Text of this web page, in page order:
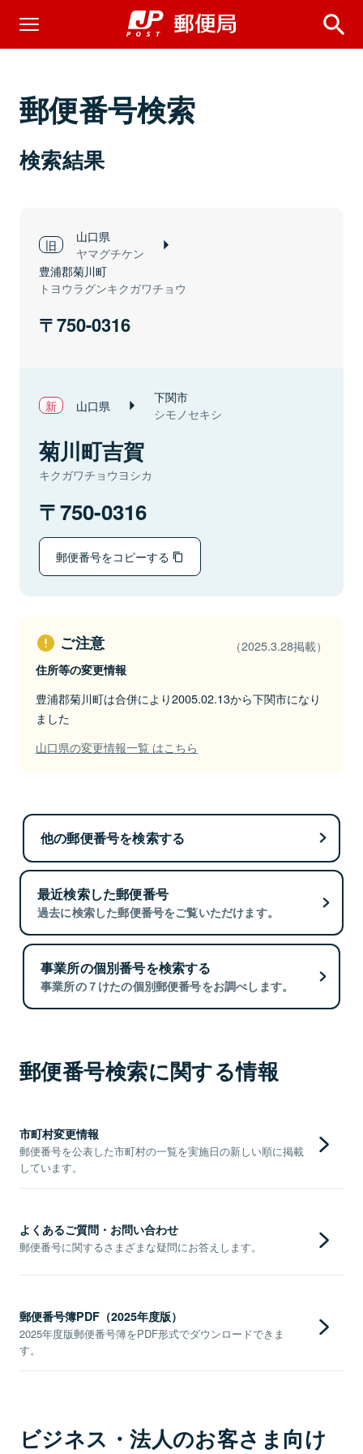
郵便番号検索
検索結果
山口県
ヤマグチケン
豊浦郡菊川町
トヨウラグンキクガワチョウ
750-0316
山口県 下関市
シモノセキシ
菊川町吉賀
キクガワチョウヨシカ
750-0316
郵便番号をコピーする
ご注意 （2025.3.28掲載）
住所等の変更情報
豊浦郡菊川町は合併により2005.02.13から下関市になり
ました
山口県の変更情報一覧 はこちら
他の郵便番号を検索する
最近検索した郵便番号
過去に検索した郵便番号をご覧いただけます。
事業所の個別番号を検索する
事業所の７けたの個別郵便番号をお調べします。
郵便番号検索に関する情報
市町村変更情報
郵便番号を公表した市町村の一覧を実施日の新しい順に掲載
しています。
よくあるご質問・お問い合わせ
郵便番号に関するさまざまな疑問にお答えします。
郵便番号簿PDF（2025年度版）
2025年度版郵便番号簿をPDF形式でダウンロードできま
す。
ビジネス・法人のお客さま向け